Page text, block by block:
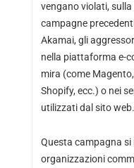
vengano violati,
campagne
Akamai, gli
nella piattaforma e-
mira (come
Shopify, ecc.) o nei
utilizzati dal sito web.
Questa campagna
organizzazioni